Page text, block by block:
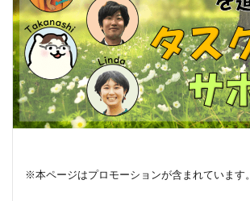
※本ページはプロモーションが含まれています。